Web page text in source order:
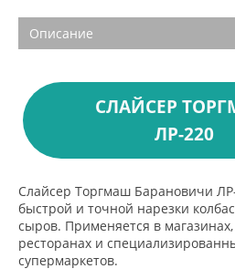
Описание
СЛАЙСЕР
ЛР-220
Слайсер Торгмаш Барановичи
быстрой и точной нарезки
сыров. Применяется в
ресторанах и
супермаркетов.